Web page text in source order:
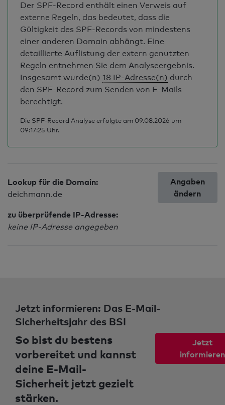
Der SPF-Record enthält einen Verweis auf
externe Regeln, das bedeutet, dass die
Gültigkeit des SPF-Records von mindestens
einer anderen Domain abhängt. Eine
detaillierte Auflistung der extern genutzten
Regeln entnehmen Sie dem Analyseergebnis.
Insgesamt wurde(n) 18 IP-Adresse(n) durch
den SPF-Record zum Senden von E-Mails
berechtigt.
Die SPF-Record Analyse erfolgte am 09.08.2026 um
09:17:25 Uhr.
Lookup für die Domain:
deichmann.de
zu überprüfende IP-Adresse:
keine IP-Adresse angegeben
Angaben
ändern
Jetzt informieren: Das E-Mail-
Sicherheitsjahr des BSI
So bist du bestens
vorbereitet und kannst
deine E-Mail-
Sicherheit jetzt gezielt
stärken.
Jetzt
informieren